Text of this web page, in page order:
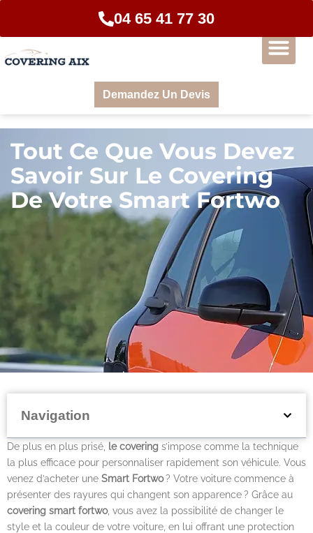
04 65 41 77 30
Demandez Un Devis
Tout Ce Que Vous Devez
Savoir Sur Le Covering
De Votre Smart Fortwo
Navigation
De plus en plus prisé, le covering s’impose comme la technique
la plus efficace pour personnaliser rapidement son véhicule. Vous
venez d’acheter une Smart Fortwo? Votre voiture commence à
présenter des rayures qui changent son apparence ? Grâce au
covering smart fortwo, vous avez la possibilité de changer le
style et la couleur de votre voiture, en lui offrant une protection